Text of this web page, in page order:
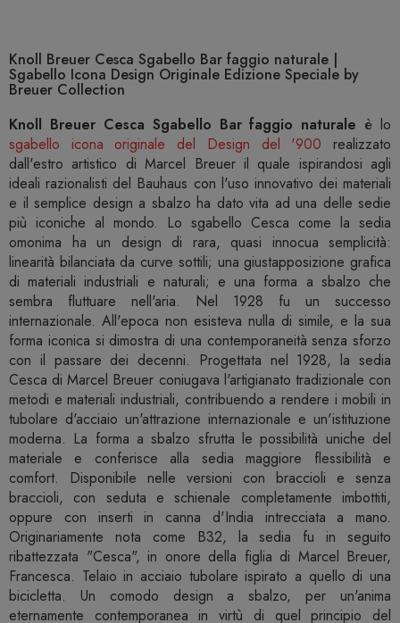
Knoll Breuer Cesca Sgabello Bar faggio naturale |
Sgabello Icona Design Originale Edizione Speciale by
Breuer Collection
Knoll Breuer Cesca Sgabello Bar faggio naturale è lo
sgabello icona originale del Design del '900 realizzato
dall'estro artistico di Marcel Breuer il quale ispirandosi agli
ideali razionalisti del Bauhaus con l'uso innovativo dei materiali
e il semplice design a sbalzo ha dato vita ad una delle sedie
più iconiche al mondo. Lo sgabello Cesca come la sedia
omonima ha un design di rara, quasi innocua semplicità:
linearità bilanciata da curve sottili; una giustapposizione grafica
di materiali industriali e naturali; e una forma a sbalzo che
sembra fluttuare nell'aria. Nel 1928 fu un successo
internazionale. All'epoca non esisteva nulla di simile, e la sua
forma iconica si dimostra di una contemporaneità senza sforzo
con il passare dei decenni. Progettata nel 1928, la sedia
Cesca di Marcel Breuer coniugava l'artigianato tradizionale con
metodi e materiali industriali, contribuendo a rendere i mobili in
tubolare d'acciaio un'attrazione internazionale e un'istituzione
moderna. La forma a sbalzo sfrutta le possibilità uniche del
materiale e conferisce alla sedia maggiore flessibilità e
comfort. Disponibile nelle versioni con braccioli e senza
braccioli, con seduta e schienale completamente imbottiti,
oppure con inserti in canna d'India intrecciata a mano.
Originariamente nota come B32, la sedia fu in seguito
ribattezzata "Cesca", in onore della figlia di Marcel Breuer,
Francesca. Telaio in acciaio tubolare ispirato a quello di una
bicicletta. Un comodo design a sbalzo, per un'anima
eternamente contemporanea in virtù di quel principio del